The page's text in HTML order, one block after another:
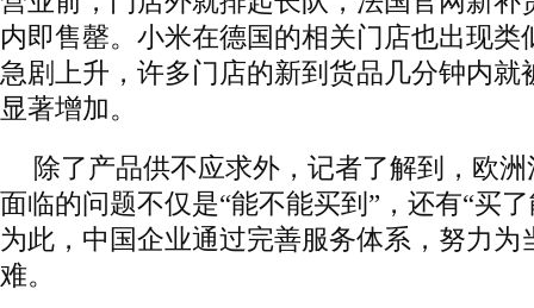
内即售罄。小米在德国的相关门店也出现类
急剧上升，许多门店的新到货品几分钟内就
显著增加。
除了产品供不应求外，记者了解到，欧
面临的问题不仅是“能不能买到”，还有“买
为此，中国企业通过完善服务体系，努力为
难。